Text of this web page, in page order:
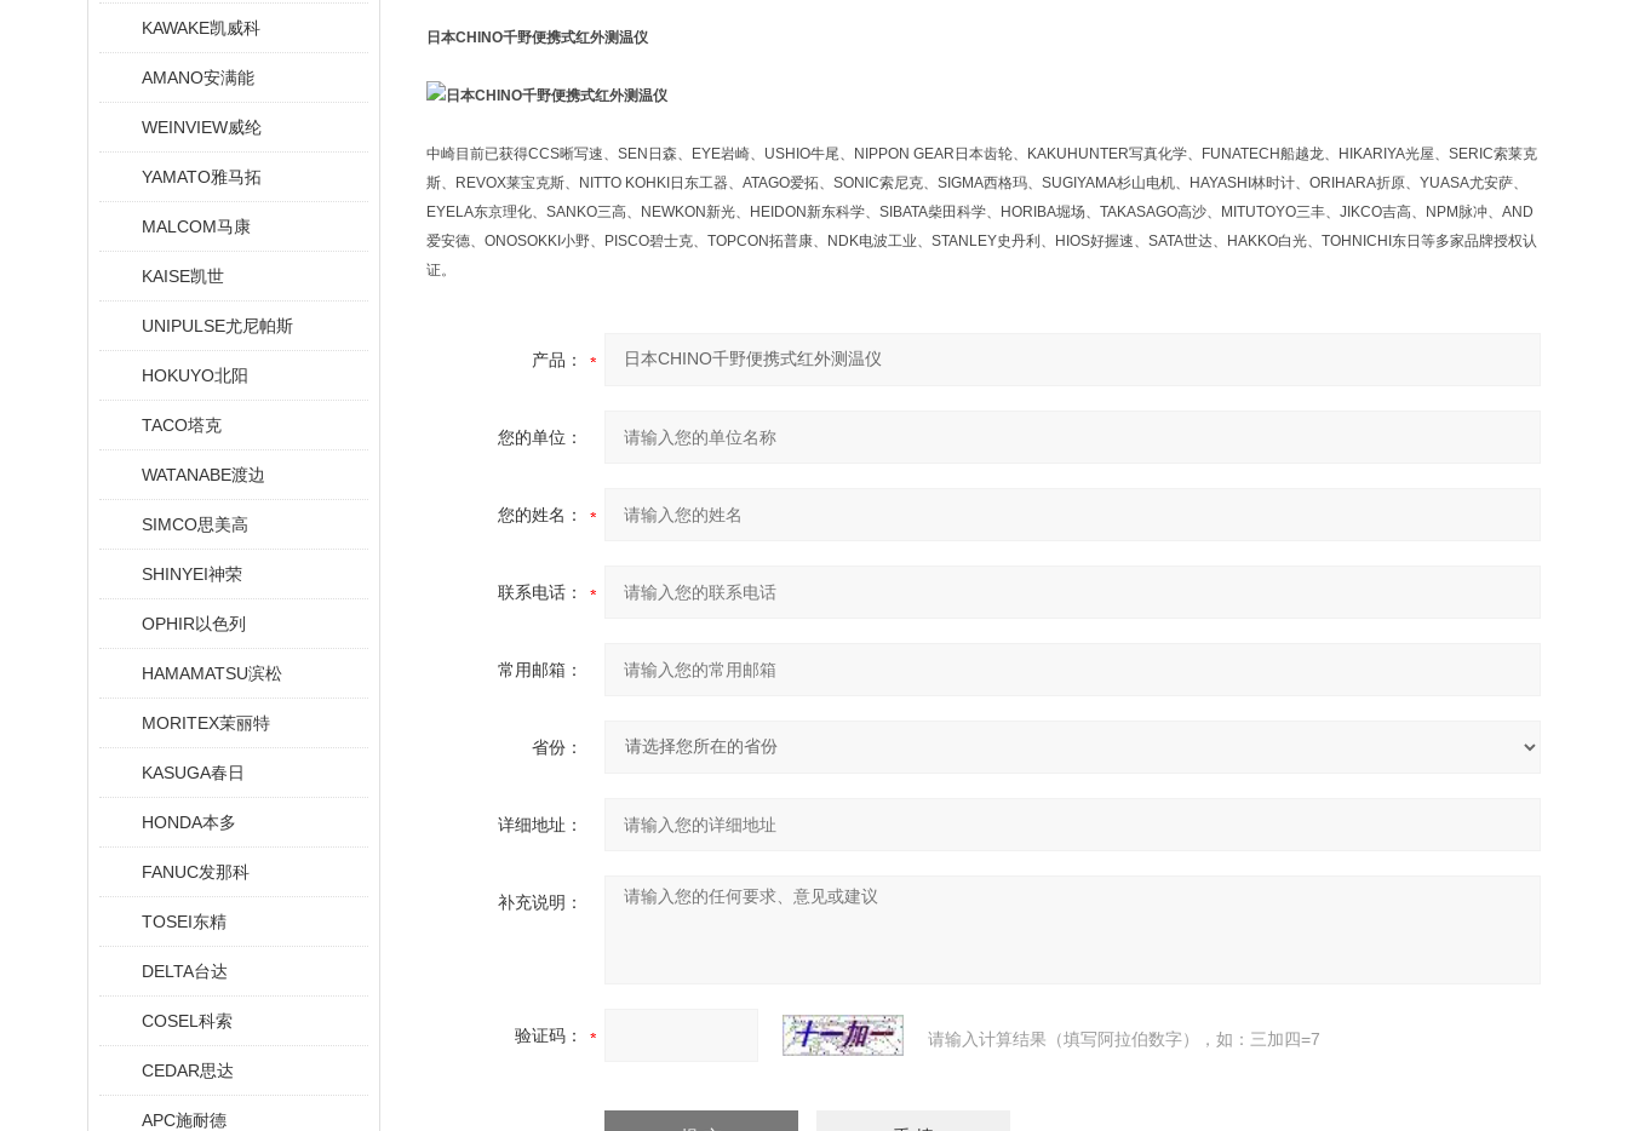
KAWAKE凯威科
AMANO安满能
WEINVIEW威纶
YAMATO雅马拓
MALCOM马康
KAISE凯世
UNIPULSE尤尼帕斯
HOKUYO北阳
TACO塔克
WATANABE渡边
SIMCO思美高
SHINYEI神荣
OPHIR以色列
HAMAMATSU滨松
MORITEX茉丽特
KASUGA春日
HONDA本多
FANUC发那科
TOSEI东精
DELTA台达
COSEL科索
CEDAR思达
APC施耐德
日本CHINO千野便携式红外测温仪
中崎目前已获得CCS晰写速、SEN日森、EYE岩崎、USHIO牛尾、NIPPON GEAR日本齿轮、KAKUHUNTER写真化学、FUNATECH船越龙、HIKARIYA光屋、SERIC索莱克
斯、REVOX莱宝克斯、NITTO KOHKI日东工器、ATAGO爱拓、SONIC索尼克、SIGMA西格玛、SUGIYAMA杉山电机、HAYASHI林时计、ORIHARA折原、YUASA尤安萨、
EYELA东京理化、SANKO三高、NEWKON新光、HEIDON新东科学、SIBATA柴田科学、HORIBA堀场、TAKASAGO高沙、MITUTOYO三丰、JIKCO吉高、NPM脉冲、AND
爱安德、ONOSOKKI小野、PISCO碧士克、TOPCON拓普康、NDK电波工业、STANLEY史丹利、HIOS好握速、SATA世达、HAKKO白光、TOHNICHI东日等多家品牌授权认
证。
产品：
您的单位：
您的姓名：
联系电话：
常用邮箱：
省份：
详细地址：
补充说明：
验证码： 请输入计算结果（填写阿拉伯数字），如：三加四=7